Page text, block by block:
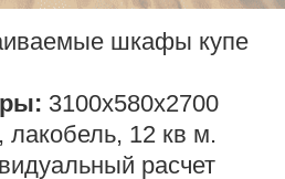
шкафы купе
3100х580х2700
лакобель, 12 кв м.
расчет